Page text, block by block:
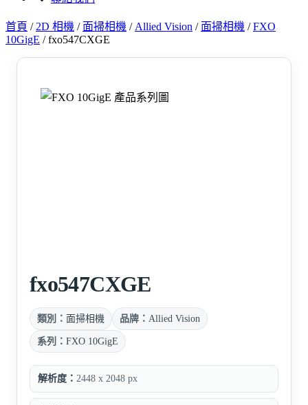
首頁 / 2D 相機 / 面掃相機 / Allied Vision / 面掃相機 /FXO
10GigE /fxo547CXGE
fxo547CXGE
類別： 面掃相機 品牌： Allied Vision
系列： FXO 10GigE
解析度： 2448 x 2048 px